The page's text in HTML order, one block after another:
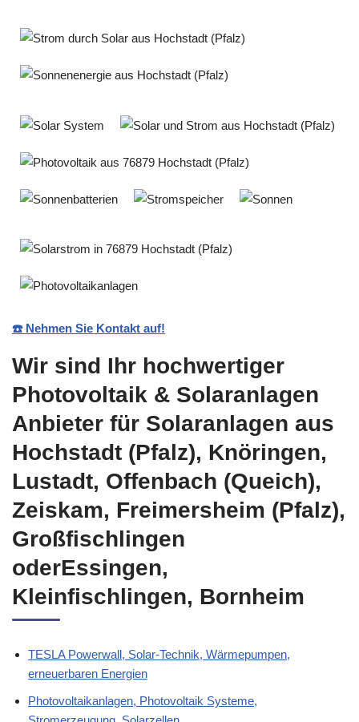
☎️ Nehmen Sie Kontakt auf!
Wir sind Ihr hochwertiger
Photovoltaik & Solaranlagen
Anbieter für Solaranlagen aus
Hochstadt (Pfalz), Knöringen,
Lustadt, Offenbach (Queich),
Zeiskam, Freimersheim (Pfalz),
Großfischlingen
oderEssingen,
Kleinfischlingen, Bornheim
TESLA Powerwall, Solar-Technik, Wärmepumpen,
erneuerbaren Energien
Photovoltaikanlagen, Photovoltaik Systeme,